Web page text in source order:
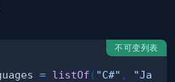
不可变列表
= listOf ( "C#" ,
"Ja